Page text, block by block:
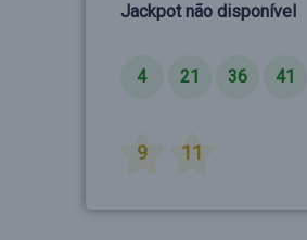
Jackpot não disponível
4 21 36 41
9 11